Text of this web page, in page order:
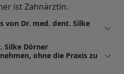
ist Zahnärztin.
von Dr. med. dent. Silke
Silke Dörner
ohne die Praxis zu